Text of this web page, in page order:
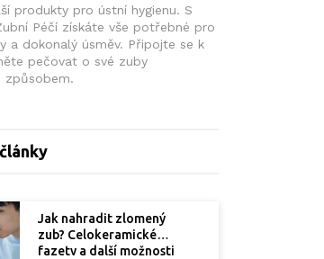
produkty pro ústní hygienu. S
Péčí získáte vše potřebné pro
a dokonalý úsměv. Připojte se k
pečovat o své zuby
způsobem.
Jak nahradit zlomený
zub? Celokeramické
fazety a další možnosti